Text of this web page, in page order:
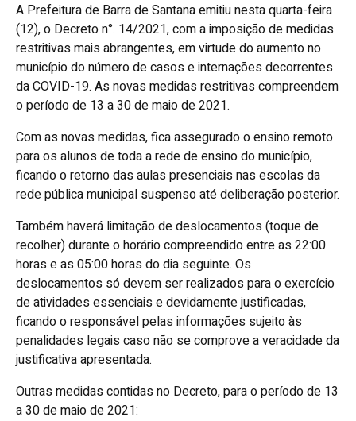
A Prefeitura de Barra de Santana emitiu nesta quarta-feira
(12), o Decreto n°. 14/2021, com a imposição de medidas
restritivas mais abrangentes, em virtude do aumento no
município do número de casos e internações decorrentes
da COVID-19. As novas medidas restritivas compreendem
o período de 13 a 30 de maio de 2021.
Com as novas medidas, fica assegurado o ensino remoto
para os alunos de toda a rede de ensino do município,
ficando o retorno das aulas presenciais nas escolas da
rede pública municipal suspenso até deliberação posterior.
Também haverá limitação de deslocamentos (toque de
recolher) durante o horário compreendido entre as 22:00
horas e as 05:00 horas do dia seguinte. Os
deslocamentos só devem ser realizados para o exercício
de atividades essenciais e devidamente justificadas,
ficando o responsável pelas informações sujeito às
penalidades legais caso não se comprove a veracidade da
justificativa apresentada.
Outras medidas contidas no Decreto, para o período de 13
a 30 de maio de 2021: